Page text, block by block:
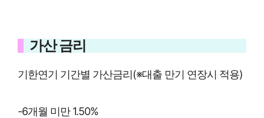
가산 금리
기한연기 기간별 가산금리(※대출 만기 연장시 적용)
-6개월 미만 1.50%